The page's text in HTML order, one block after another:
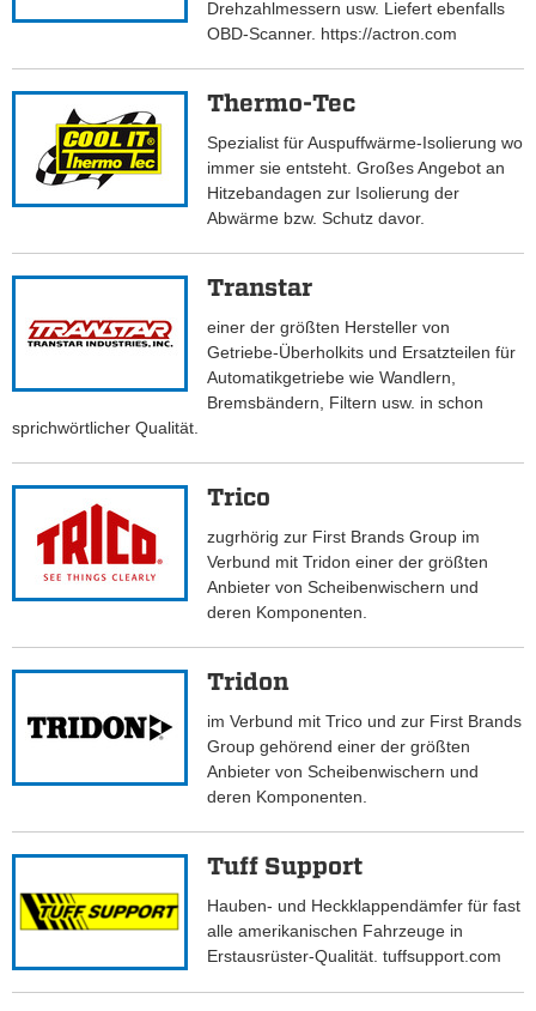
Drehzahlmessern usw. Liefert ebenfalls
OBD-Scanner. https://actron.com
Thermo-Tec
Spezialist für Auspuffwärme-Isolierung wo
immer sie entsteht. Großes Angebot an
Hitzebandagen zur Isolierung der
Abwärme bzw. Schutz davor.
Transtar
einer der größten Hersteller von
Getriebe-Überholkits und Ersatzteilen für
Automatikgetriebe wie Wandlern,
Bremsbändern, Filtern usw. in schon
sprichwörtlicher Qualität.
Trico
zugrhörig zur First Brands Group im
Verbund mit Tridon einer der größten
Anbieter von Scheibenwischern und
deren Komponenten.
Tridon
im Verbund mit Trico und zur First Brands
Group gehörend einer der größten
Anbieter von Scheibenwischern und
deren Komponenten.
Tuff Support
Hauben- und Heckklappendämfer für fast
alle amerikanischen Fahrzeuge in
Erstausrüster-Qualität. tuffsupport.com